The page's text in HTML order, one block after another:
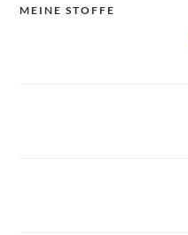
MEINE STOFFE